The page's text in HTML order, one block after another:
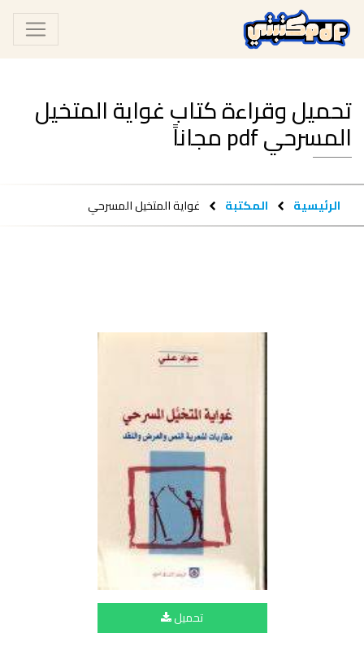
تحميل وقراءة كتاب غواية المتخيل
المسرحي pdf مجاناً
الرئيسية المكتبة غواية المتخيل المسرحي
تحميل